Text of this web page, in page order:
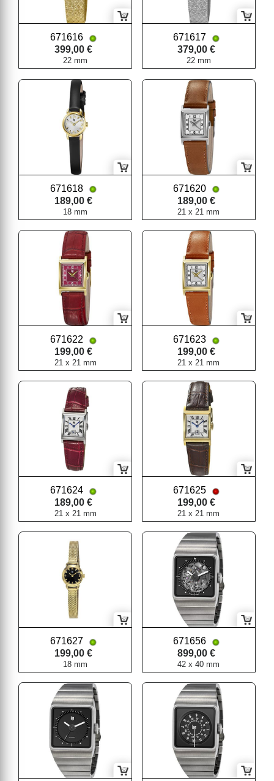
671616
399,00 €
22 mm
671617
379,00 €
22 mm
671618
189,00 €
18 mm
671620
189,00 €
21 x 21 mm
671622
199,00 €
21 x 21 mm
671623
199,00 €
21 x 21 mm
671624
189,00 €
21 x 21 mm
671625
199,00 €
21 x 21 mm
671627
199,00 €
18 mm
671656
899,00 €
42 x 40 mm